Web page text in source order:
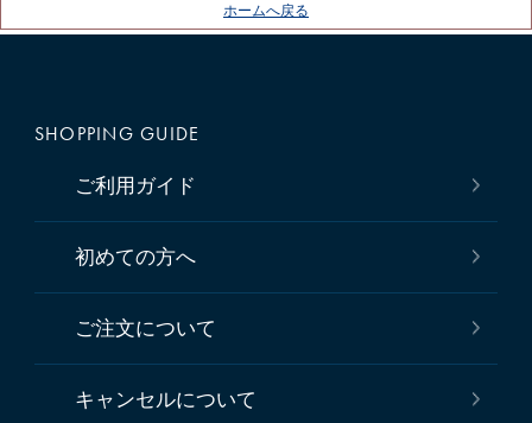
ホームへ戻る
SHOPPING GUIDE
ご利用ガイド
初めての方へ
ご注文について
キャンセルについて